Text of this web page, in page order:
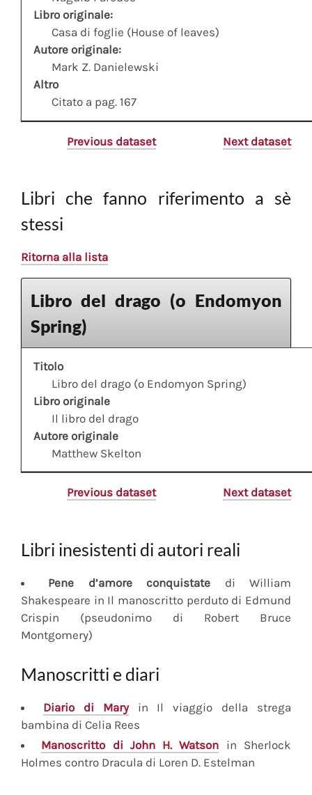
Libro originale:
Casa di foglie (House of leaves)
Autore originale:
Mark Z. Danielewski
Altro
Citato a pag. 167
Previous dataset Next dataset
Libri che fanno riferimento a sè
stessi
Ritorna alla lista
Libro del drago (o Endomyon
Spring)
Titolo
Libro del drago (o Endomyon Spring)
Libro originale
Il libro del drago
Autore originale
Matthew Skelton
Previous dataset Next dataset
Libri inesistenti di autori reali
Pene d’amore conquistate di William
Shakespeare in Il manoscritto perduto di Edmund
Crispin (pseudonimo di Robert Bruce
Montgomery)
Manoscritti e diari
Diariodi Maryin Il viaggio della strega
bambina di Celia Rees
Manoscritto di John H. Watson in Sherlock
Holmes contro Dracula di Loren D. Estelman